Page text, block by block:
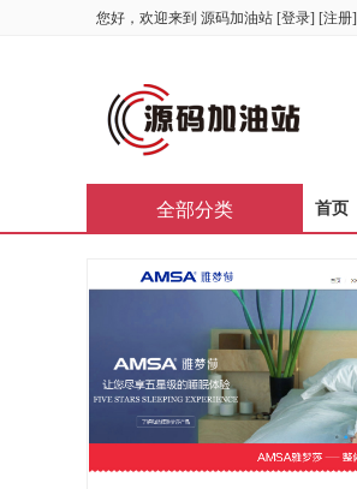
您好，欢迎来到 源码加油站 [登录] [注册]
首页
全部分类